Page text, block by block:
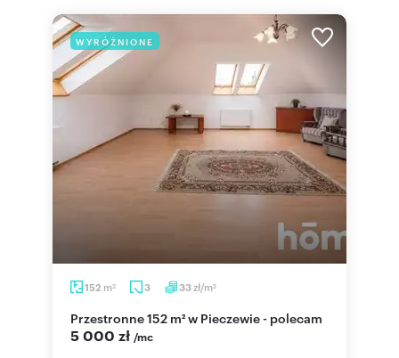
WYRÓŻNIONE
152 m2 3 33zł/m2
Przestronne 152 m² w Pieczewie - polecam
5 000 zł /mc